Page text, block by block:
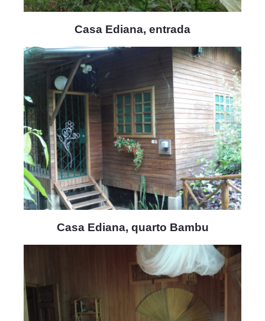
Casa Ediana, entrada
Casa Ediana, quarto Bambu